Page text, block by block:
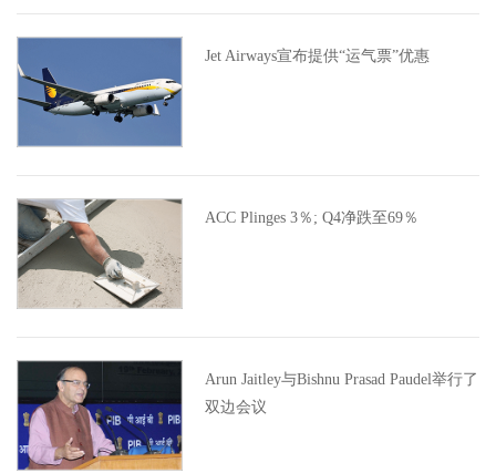
Jet Airways宣布提供“运气票”优惠
ACC Plinges 3％; Q4净跌至69％
Arun Jaitley与Bishnu Prasad Paudel举行了
双边会议